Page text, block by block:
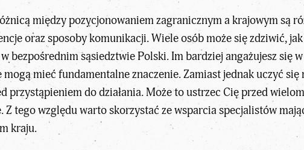
między pozycjonowaniem zagranicznym a krajowym są
oraz sposoby komunikacji. Wiele osób może się zdziwić,
bezpośrednim sąsiedztwie Polski. Im bardziej angażujesz się
mieć fundamentalne znaczenie. Zamiast jednak uczyć
przystąpieniem do działania. Może to ustrzec Cię przed
Z tego względu warto skorzystać ze wsparcia specjalistów
kraju.